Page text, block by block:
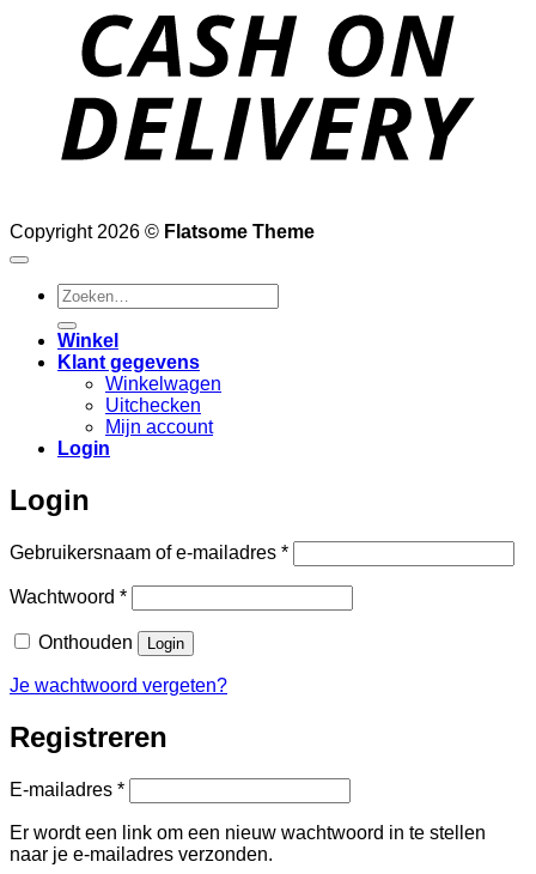
Copyright 2026 © Flatsome Theme
Zoeken
naar:
Winkel
Klant gegevens
Winkelwagen
Uitchecken
Mijn account
Login
Login
Gebruikersnaam of e-mailadres *Vereist
Wachtwoord *Vereist
Onthouden Login
Je wachtwoord vergeten?
Registreren
E-mailadres *Vereist
Er wordt een link om een nieuw wachtwoord in te stellen
naar je e-mailadres verzonden.